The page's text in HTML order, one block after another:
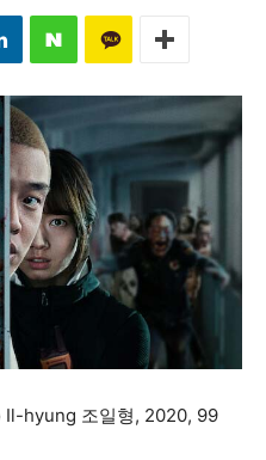
hyung 조일형, 2020, 99